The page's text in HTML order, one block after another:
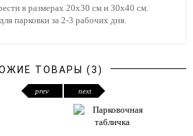
в размерах 20х30 см и 30х40 см.
парковки за 2-3 рабочих дня.
ТОВАРЫ (3)
prev next